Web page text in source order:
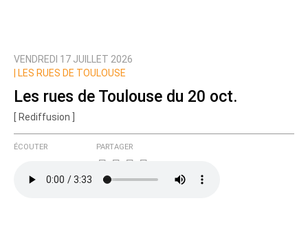
VENDREDI 17 JUILLET 2026
LES RUES DE TOULOUSE
Les rues de Toulouse du 20 oct.
[ Rediffusion ]
ÉCOUTER PARTAGER